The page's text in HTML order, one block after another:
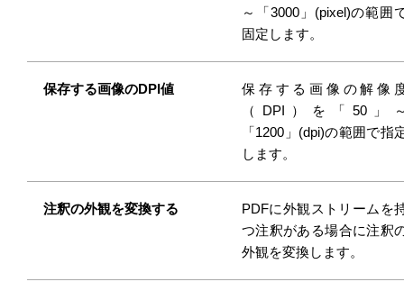
～「3000」(pixel)の範囲
固定します。
保存する画像のDPI値
保存する画像の解像
（DPI）を「50」
「1200」(dpi)の範囲で指
します。
注釈の外観を変換する
PDFに外観ストリームを
つ注釈がある場合に注釈
外観を変換します。